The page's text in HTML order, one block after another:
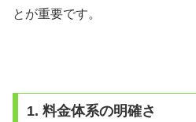
とが重要です。
1. 料金体系の明確さ